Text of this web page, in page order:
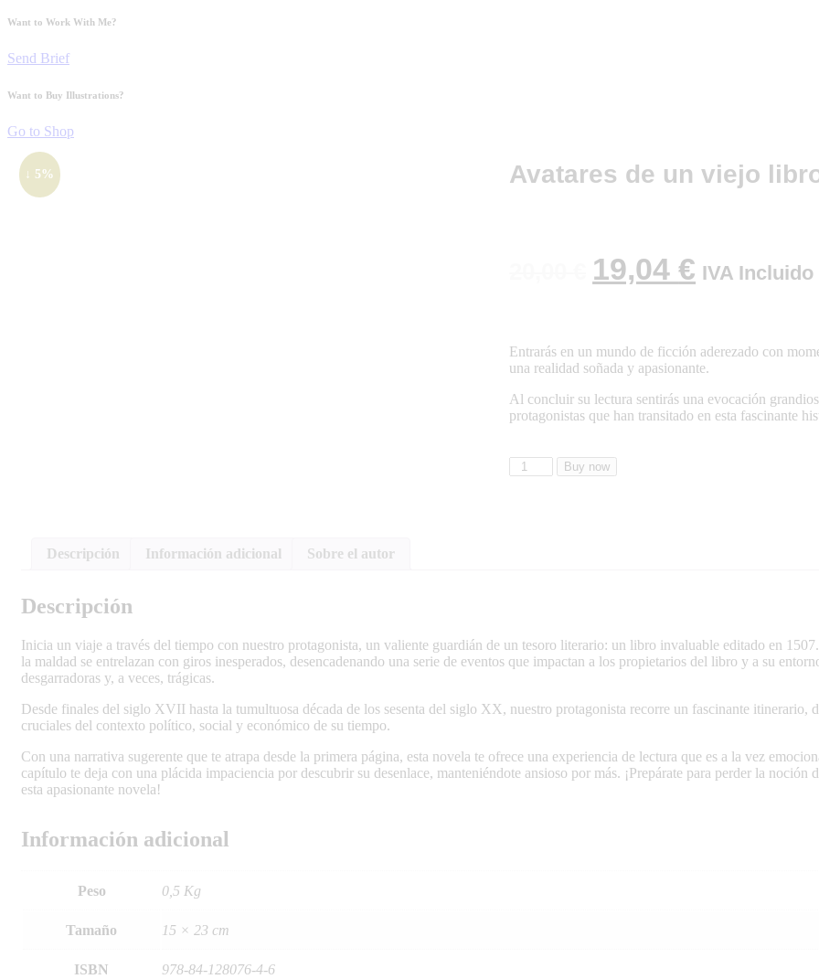
Want to Work With Me?
Send Brief
Want to Buy Illustrations?
Go to Shop
↓ 5% Avatares de un viejo
19,04€ IVA Incluido
Entrarás en un mundo de ficción aderezado con
una realidad soñada y apasionante.
Al concluir su lectura sentirás una evocación
protagonistas que han transitado en esta fascinante
Buy now
Descripción Información adicional Sobre el autor
Descripción
Inicia un viaje a través del tiempo con nuestro protagonista, un valiente guardián de un tesoro literario: un libro invaluable editado en
la maldad se entrelazan con giros inesperados, desencadenando una serie de eventos que impactan a los propietarios del libro y a su
desgarradoras y, a veces, trágicas.
Desde finales del siglo XVII hasta la tumultuosa década de los sesenta del siglo XX, nuestro protagonista recorre un fascinante itinerario,
cruciales del contexto político, social y económico de su tiempo.
Con una narrativa sugerente que te atrapa desde la primera página, esta novela te ofrece una experiencia de lectura que es a la vez
capítulo te deja con una plácida impaciencia por descubrir su desenlace, manteniéndote ansioso por más. ¡Prepárate para perder la noción
esta apasionante novela!
Información adicional
Peso 0,5 Kg
Tamaño 15 × 23 cm
ISBN 978-84-128076-4-6